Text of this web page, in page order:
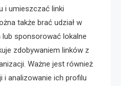
i umieszczać linki
także brać udział w
sponsorować lokalne
zdobywaniem linków z
Ważne jest również
i analizowanie ich profilu